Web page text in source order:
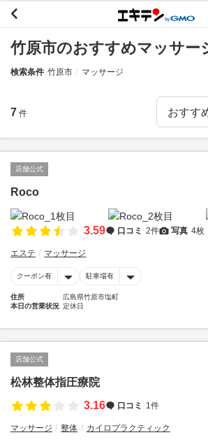
竹原市のおすすめマッサー
検索条件 竹原市 マッサージ
7 件
店舗公式
Roco
3.59 口コミ 2件 写真 4枚
エステ マッサージ
クーポン有 駐車場有
住所
広島県竹原市塩町
本日の営業状況 定休日
店舗公式
松林整体指圧療院
3.16
口コミ 1件
マッサージ 整体 カイロプラクティック